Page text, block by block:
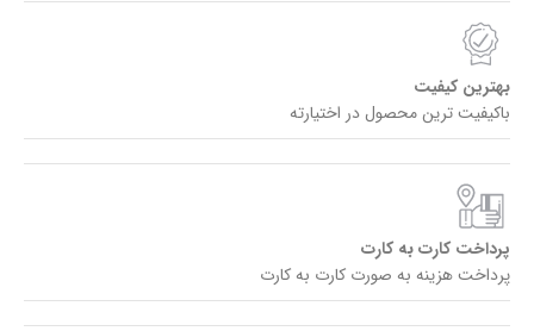
بهترین کیفیت
باکیفیت ترین محصول در اختیارته
پرداخت کارت به کارت
پرداخت هزینه به صورت کارت به کارت